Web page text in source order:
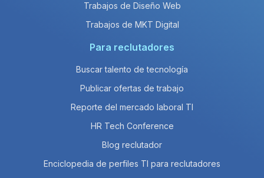
Trabajos de Diseño Web
Trabajos de MKT Digital
Para reclutadores
Buscar talento de tecnología
Publicar ofertas de trabajo
Reporte del mercado laboral TI
HR Tech Conference
Blog reclutador
Enciclopedia de perfiles TI para reclutadores